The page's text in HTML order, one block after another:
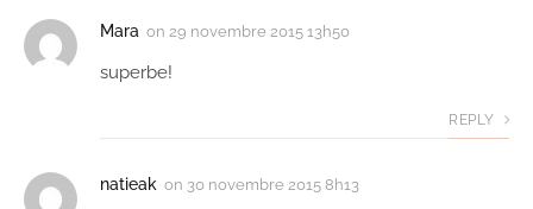
Mara on 29 novembre 2015 13h50
superbe!
REPLY
natieak on 30 novembre 2015 8h13